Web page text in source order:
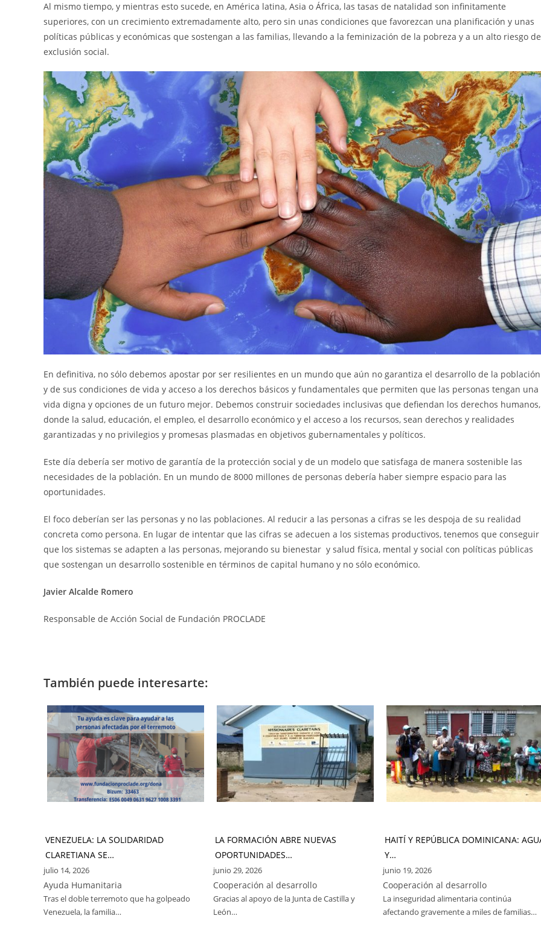
Al mismo tiempo, y mientras esto sucede, en América latina, Asia o África, las tasas de natalidad son infinitamente
superiores, con un crecimiento extremadamente alto, pero sin unas condiciones que favorezcan una planificación y unas
políticas públicas y económicas que sostengan a las familias, llevando a la feminización de la pobreza y a un alto riesgo de
exclusión social.
En definitiva, no sólo debemos apostar por ser resilientes en un mundo que aún no garantiza el desarrollo de la población
y de sus condiciones de vida y acceso a los derechos básicos y fundamentales que permiten que las personas tengan una
vida digna y opciones de un futuro mejor. Debemos construir sociedades inclusivas que defiendan los derechos humanos,
donde la salud, educación, el empleo, el desarrollo económico y el acceso a los recursos, sean derechos y realidades
garantizadas y no privilegios y promesas plasmadas en objetivos gubernamentales y políticos.
Este día debería ser motivo de garantía de la protección social y de un modelo que satisfaga de manera sostenible las
necesidades de la población. En un mundo de 8000 millones de personas debería haber siempre espacio para las
oportunidades.
El foco deberían ser las personas y no las poblaciones. Al reducir a las personas a cifras se les despoja de su realidad
concreta como persona. En lugar de intentar que las cifras se adecuen a los sistemas productivos, tenemos que conseguir
que los sistemas se adapten a las personas, mejorando su bienestar y salud física, mental y social con políticas públicas
que sostengan un desarrollo sostenible en términos de capital humano y no sólo económico.
Javier Alcalde Romero
Responsable de Acción Social de Fundación PROCLADE
También puede interesarte:
VENEZUELA: LA SOLIDARIDAD
CLARETIANA SE…
julio 14, 2026
Ayuda Humanitaria
Tras el doble terremoto que ha golpeado
Venezuela, la familia…
LA FORMACIÓN ABRE NUEVAS
OPORTUNIDADES…
junio 29, 2026
Cooperación al desarrollo
Gracias al apoyo de la Junta de Castilla y
León…
HAITÍ Y REPÚBLICA DOMINICANA:
Y…
junio 19, 2026
Cooperación al desarrollo
La inseguridad alimentaria continúa
afectando gravemente a miles de familias…